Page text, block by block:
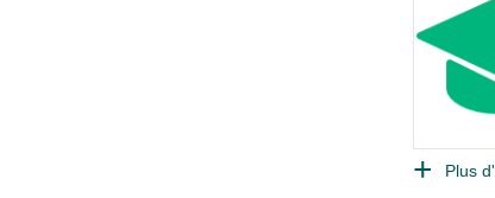
Plus